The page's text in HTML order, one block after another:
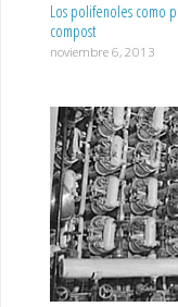
Los polifenoles como
compost
noviembre 6, 2013